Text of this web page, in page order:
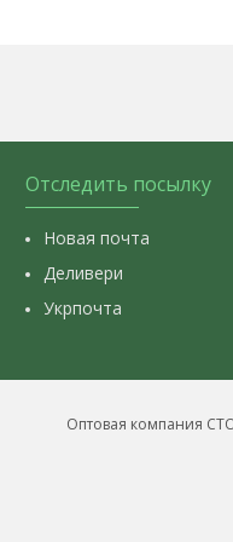
Отследить посылку
Новая почта
Деливери
Укрпочта